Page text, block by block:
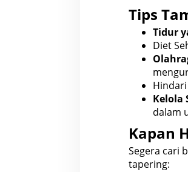
Tips
Tidur
Diet
Kelola
dalam
Kapan
Segera cari
tapering: